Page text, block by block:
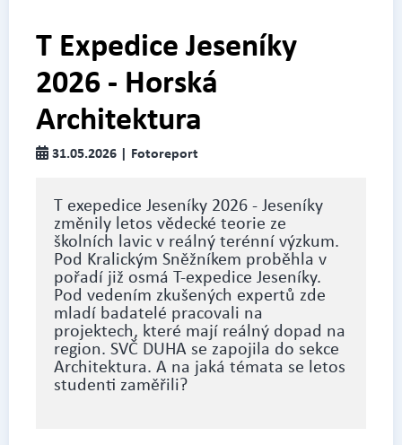
T Expedice Jeseníky
2026 - Horská
Architektura
31.05.2026 | Fotoreport
T exepedice Jeseníky 2026 - Jeseníky
změnily letos vědecké teorie ze
školních lavic v reálný terénní výzkum.
Pod Kralickým Sněžníkem proběhla v
pořadí již osmá T-expedice Jeseníky.
Pod vedením zkušených expertů zde
mladí badatelé pracovali na
projektech, které mají reálný dopad na
region. SVČ DUHA se zapojila do sekce
Architektura. A na jaká témata se letos
studenti zaměřili?